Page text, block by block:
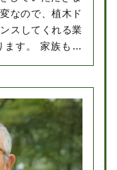
なので、植木ド
スしてくれる業
ます。 家族もと
いです。